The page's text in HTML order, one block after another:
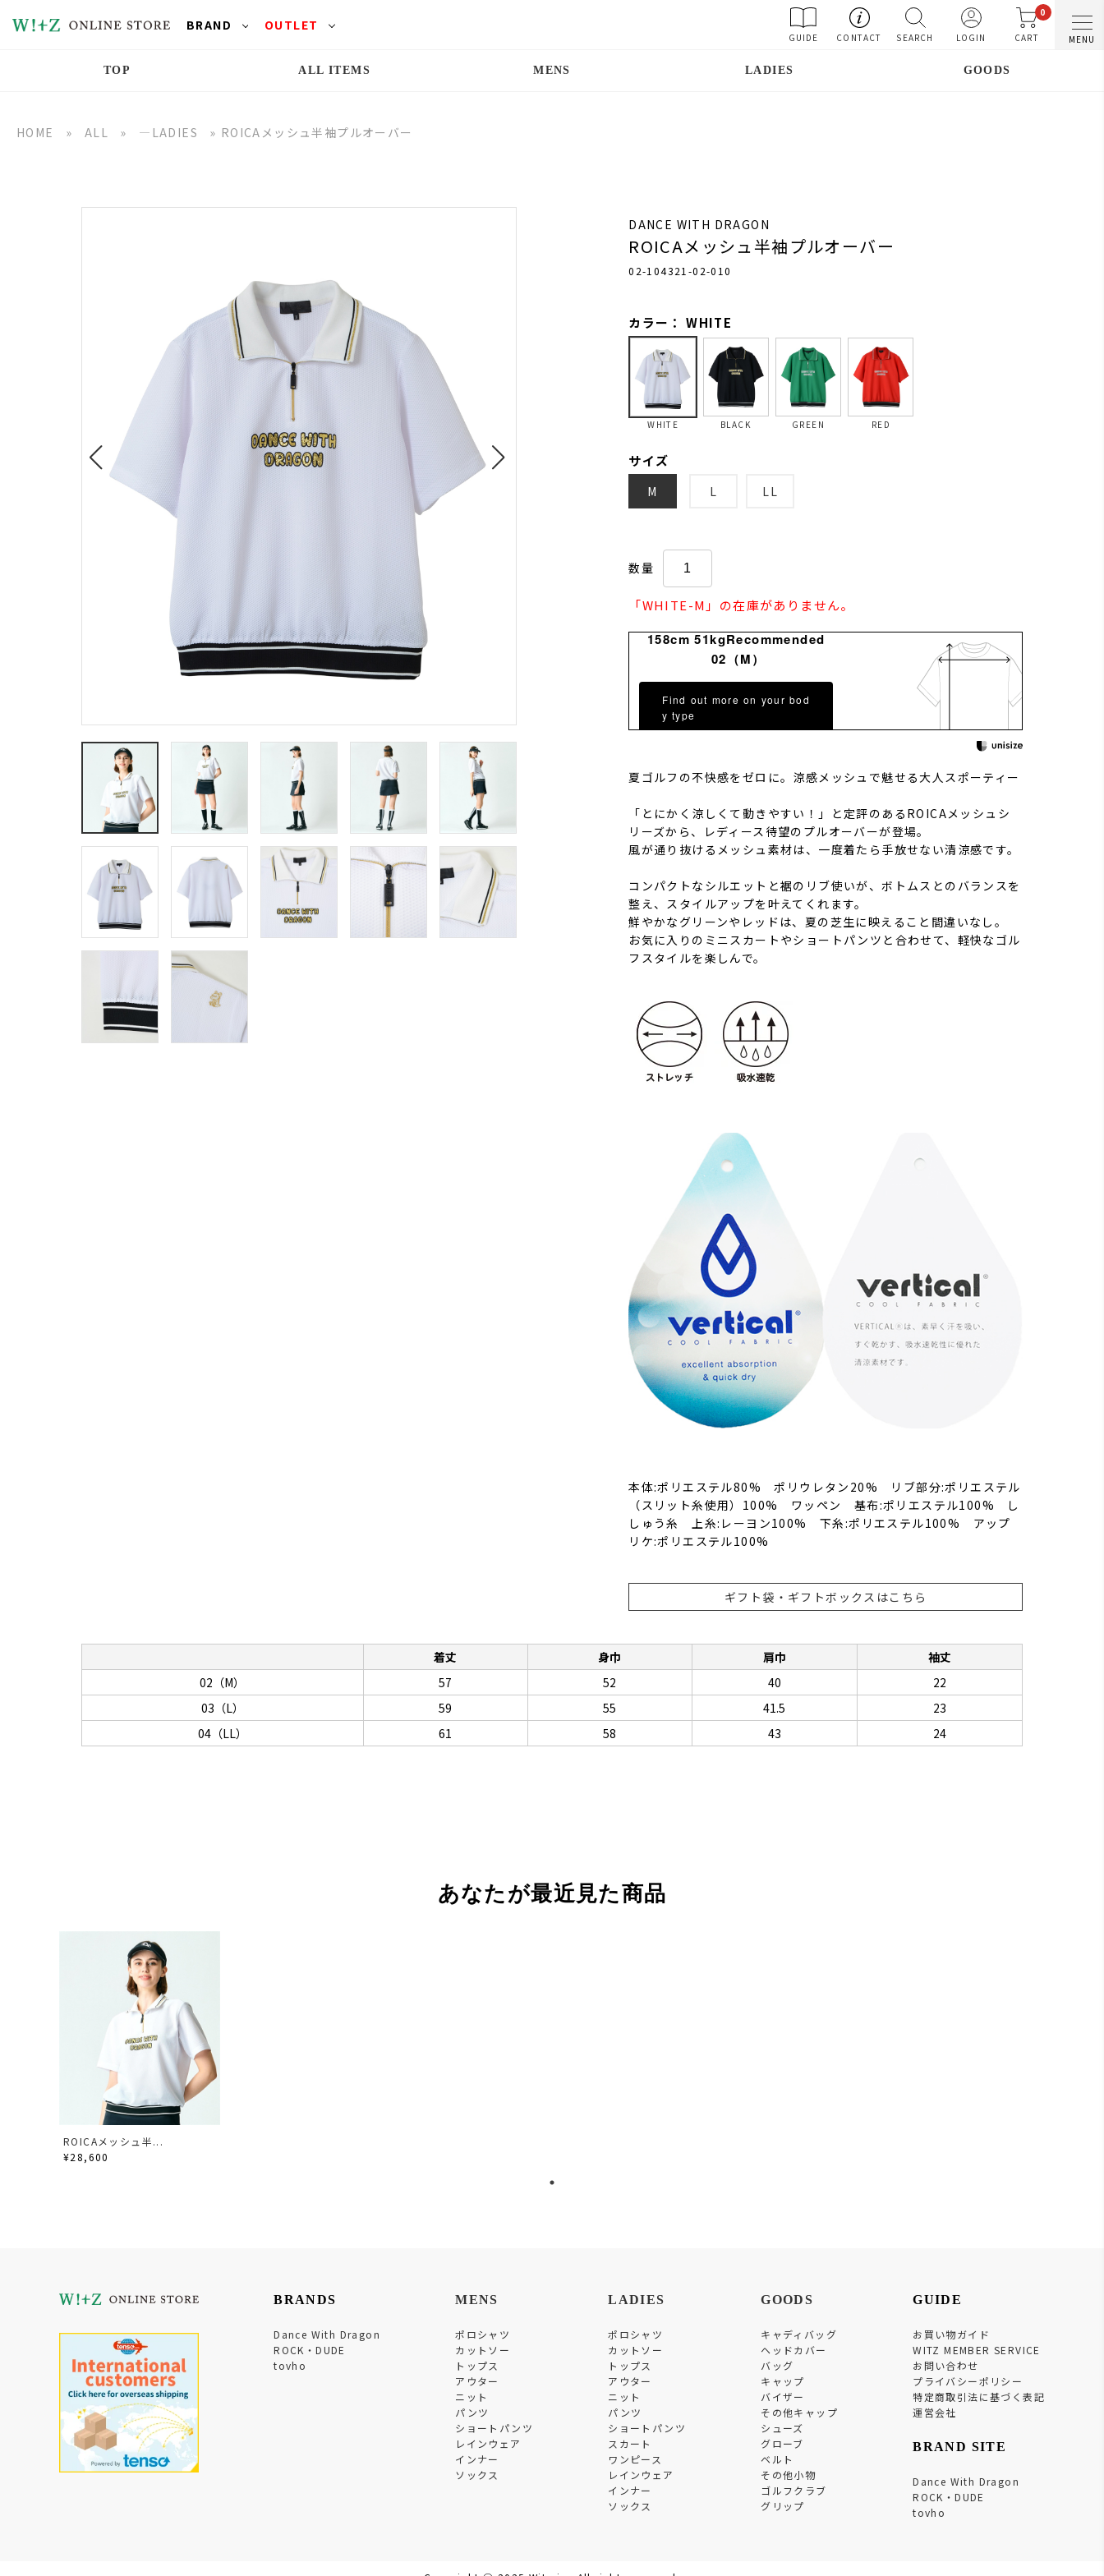
BRAND OUTLET
GUIDE CONTACT SEARCH LOGIN
0
CART MENU
TOP ALL ITEMS MENS LADIES GOODS
HOME » ALL » ―LADIES » ROICAメッシュ半袖プルオーバー
DANCE WITH DRAGON
ROICAメッシュ半袖プルオーバー
02-104321-02-010
カラー： WHITE
WHITE BLACK GREEN RED
サイズ
M L LL
数量
「WHITE-M」の在庫がありません。
158cm 51kgRecommended
02（M）
Find out more on your bod
y type
夏ゴルフの不快感をゼロに。涼感メッシュで魅せる大人スポーティー
「とにかく涼しくて動きやすい！」と定評のあるROICAメッシュシ
リーズから、レディース待望のプルオーバーが登場。
風が通り抜けるメッシュ素材は、一度着たら手放せない清涼感です。
コンパクトなシルエットと裾のリブ使いが、ボトムスとのバランスを
整え、スタイルアップを叶えてくれます。
鮮やかなグリーンやレッドは、夏の芝生に映えること間違いなし。
お気に入りのミニスカートやショートパンツと合わせて、軽快なゴル
フスタイルを楽しんで。
本体:ポリエステル80% ポリウレタン20% リブ部分:ポリエステル
（スリット糸使用）100% ワッペン 基布:ポリエステル100% し
しゅう糸 上糸:レーヨン100% 下糸:ポリエステル100% アップ
リケ:ポリエステル100%
ギフト袋・ギフトボックスはこちら
着丈 身巾 肩巾
袖丈
02（M）
57 52 40
22
03（L）
59 55 41.5
23
04（LL）
61 58 43 24
あなたが最近見た商品
ROICAメッシュ半...
¥28,600
BRANDS
Dance With Dragon
ROCK・DUDE
tovho
MENS
ポロシャツ
カットソー
トップス
アウター
ニット
パンツ
ショートパンツ
レインウェア
インナー
ソックス
LADIES
ポロシャツ
カットソー
トップス
アウター
ニット
パンツ
ショートパンツ
スカート
ワンピース
レインウェア
インナー
ソックス
GOODS
キャディバッグ
ヘッドカバー
バッグ
キャップ
バイザー
その他キャップ
シューズ
グローブ
ベルト
その他小物
ゴルフクラブ
グリップ
GUIDE
お買い物ガイド
WITZ MEMBER SERVICE
お問い合わせ
プライバシーポリシー
特定商取引法に基づく表記
運営会社
BRAND SITE
Dance With Dragon
ROCK・DUDE
tovho